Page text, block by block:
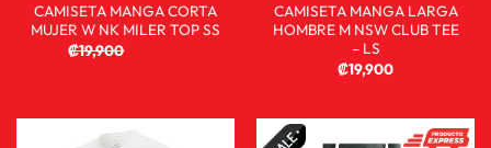
CAMISETA MANGA CORTA
MUJER W NK MILER TOP SS
₡19,900
CAMISETA MANGA LARGA
HOMBRE M NSW CLUB TEE
– LS
₡19,900